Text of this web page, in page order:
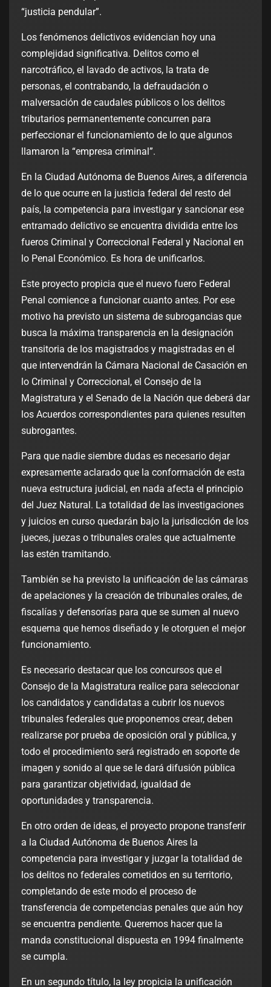
“justicia pendular”.
Los fenómenos delictivos evidencian hoy una
complejidad significativa. Delitos como el
narcotráfico, el lavado de activos, la trata de
personas, el contrabando, la defraudación o
malversación de caudales públicos o los delitos
tributarios permanentemente concurren para
perfeccionar el funcionamiento de lo que algunos
llamaron la “empresa criminal”.
En la Ciudad Autónoma de Buenos Aires, a diferencia
de lo que ocurre en la justicia federal del resto del
país, la competencia para investigar y sancionar ese
entramado delictivo se encuentra dividida entre los
fueros Criminal y Correccional Federal y Nacional en
lo Penal Económico. Es hora de unificarlos.
Este proyecto propicia que el nuevo fuero Federal
Penal comience a funcionar cuanto antes. Por ese
motivo ha previsto un sistema de subrogancias que
busca la máxima transparencia en la designación
transitoria de los magistrados y magistradas en el
que intervendrán la Cámara Nacional de Casación en
lo Criminal y Correccional, el Consejo de la
Magistratura y el Senado de la Nación que deberá dar
los Acuerdos correspondientes para quienes resulten
subrogantes.
Para que nadie siembre dudas es necesario dejar
expresamente aclarado que la conformación de esta
nueva estructura judicial, en nada afecta el principio
del Juez Natural. La totalidad de las investigaciones
y juicios en curso quedarán bajo la jurisdicción de los
jueces, juezas o tribunales orales que actualmente
las estén tramitando.
También se ha previsto la unificación de las cámaras
de apelaciones y la creación de tribunales orales, de
fiscalías y defensorías para que se sumen al nuevo
esquema que hemos diseñado y le otorguen el mejor
funcionamiento.
Es necesario destacar que los concursos que el
Consejo de la Magistratura realice para seleccionar
los candidatos y candidatas a cubrir los nuevos
tribunales federales que proponemos crear, deben
realizarse por prueba de oposición oral y pública, y
todo el procedimiento será registrado en soporte de
imagen y sonido al que se le dará difusión pública
para garantizar objetividad, igualdad de
oportunidades y transparencia.
En otro orden de ideas, el proyecto propone transferir
a la Ciudad Autónoma de Buenos Aires la
competencia para investigar y juzgar la totalidad de
los delitos no federales cometidos en su territorio,
completando de este modo el proceso de
transferencia de competencias penales que aún hoy
se encuentra pendiente. Queremos hacer que la
manda constitucional dispuesta en 1994 finalmente
se cumpla.
En un segundo título, la ley propicia la unificación